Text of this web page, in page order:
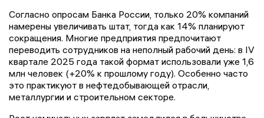
Согласно опросам Банка России, только 20% компаний
намерены увеличивать штат, тогда как 14% планируют
сокращения. Многие предприятия предпочитают
переводить сотрудников на неполный рабочий день: в IV
квартале 2025 года такой формат использовали уже 1,6
млн человек (+20% к прошлому году). Особенно часто
это практикуют в нефтедобывающей отрасли,
металлургии и строительном секторе.